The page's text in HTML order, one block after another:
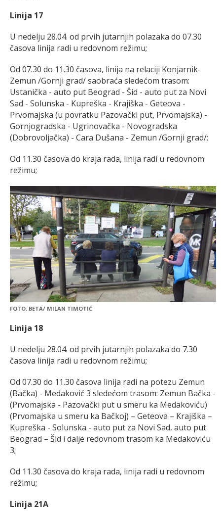
Linija 17
U nedelju 28.04. od prvih jutarnjih polazaka do 07.30
časova linija radi u redovnom režimu;
Od 07.30 do 11.30 časova, linija na relaciji Konjarnik-
Zemun /Gornji grad/ saobraća sledećom trasom:
Ustanička - auto put Beograd - Šid - auto put za Novi
Sad - Solunska - Kupreška - Krajiška - Geteova -
Prvomajska (u povratku Pazovački put, Prvomajska) -
Gornjogradska - Ugrinovačka - Novogradska
(Dobrovoljačka) - Cara Dušana - Zemun /Gornji grad/;
Od 11.30 časova do kraja rada, linija radi u redovnom
režimu;
FOTO: BETA/ MILAN TIMOTIĆ
Linija 18
U nedelju 28.04. od prvih jutarnjih polazaka do 7.30
časova linija radi u redovnom režimu;
Od 07.30 do 11.30 časova linija radi na potezu Zemun
(Bačka) - Medaković 3 sledećom trasom: Zemun Bačka -
(Prvomajska - Pazovački put u smeru ka Medakoviću)
(Prvomajska u smeru ka Bačkoj) – Geteova – Krajiška –
Kupreška - Solunska - auto put za Novi Sad, auto put
Beograd – Šid i dalje redovnom trasom ka Medakoviću
3;
Od 11.30 časova do kraja rada, linija radi u redovnom
režimu;
Linija 21A